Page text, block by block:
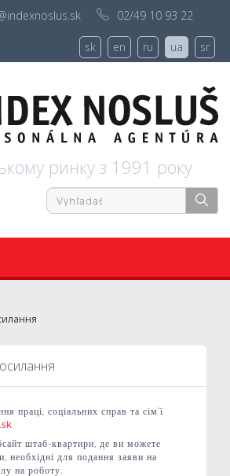
02/49 10 93 22
sk en ru ua sr
ринку з 1991 року
роботи
праці, соціальних справ та сім’ї
штаб-квартири, де ви можете
необхідні для подання заяви на
на роботу.